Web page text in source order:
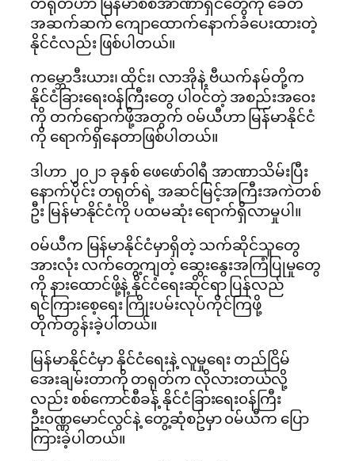
အဆက်ဆက် ကျောထောက်နောက်ခံပေးထားတဲ့
နိုင်ငံလည်း ဖြစ်ပါတယ်။
ကမ္ဘောဒီးယား၊ ထိုင်း၊ လာအိုနဲ့ ဗီယက်နမ်တို့က
နိုင်ငံခြားရေး၀န်ကြီးတွေ ပါ၀င်တဲ့ အစည်းအ၀ေး
ကို တက်ရောက်ဖို့အတွက် ၀မ်ယီဟာ မြန်မာနိုင်ငံ
ကို ရောက်ရှိနေတာဖြစ်ပါတယ်။
ဒါဟာ ၂၀၂၁ ခုနှစ် ဖေဖော်၀ါရီ အာဏာသိမ်းပြီး
နောက်ပိုင်း တရုတ်ရဲ့ အဆင်မြင့်အကြီးအကဲတစ်
ဦး မြန်မာနိုင်ငံကို ပထမဆုံး ရောက်ရှိလာမှုပါ။
၀မ်ယီက မြန်မာနိုင်ငံမှာရှိတဲ့ သက်ဆိုင်သူတွေ
အားလုံး လက်တွေ့ကျတဲ့ ဆွေးနွေးအကြံပြုမှုတွေ
ကို နားထောင်ဖို့နဲ့ နိုင်ငံရေးဆိုင်ရာ ပြန်လည်
ရင်ကြားစေ့ရေး ကြိုးပမ်းလုပ်ကိုင်ကြဖို့
တိုက်တွန်းခဲ့ပါတယ်။
မြန်မာနိုင်ငံမှာ နိုင်ငံရေးနဲ့ လူမှုရေး တည်ငြိမ်
အေးချမ်းတာကို တရုတ်က လိုလားတယ်လို့
လည်း စစ်ကောင်စီခန့် နိုင်ငံခြားရေး၀န်ကြီး
ဦး၀ဏ္ဏမောင်လွင်နဲ့ တွေ့ဆုံစဥ်မှာ ၀မ်ယီက ပြော
ကြားခဲ့ပါတယ်။